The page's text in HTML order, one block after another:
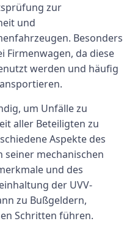
zur
und
Besonders
Firmenwagen, da diese
werden und häufig
um Unfälle zu
aller Beteiligten zu
Aspekte des
seiner mechanischen
und des
der UVV-
zu Bußgeldern,
Schritten führen.